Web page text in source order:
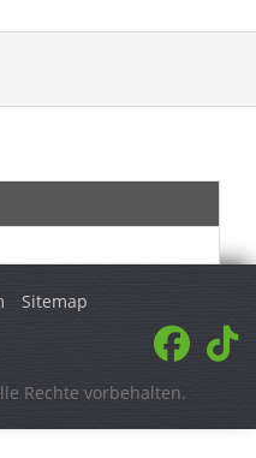
Sitemap
Rechte vorbehalten.